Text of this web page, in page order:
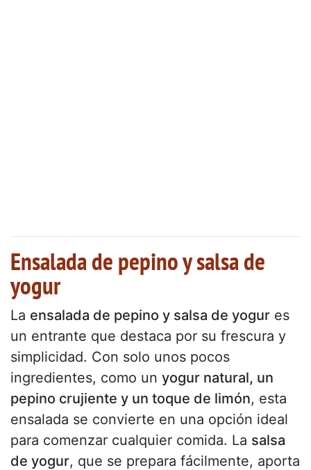
Ensalada de pepino y salsa de
yogur
La ensalada de pepino y salsa de yogur es
un entrante que destaca por su frescura y
simplicidad. Con solo unos pocos
ingredientes, como un yogur natural, un
pepino crujiente y un toque de limón, esta
ensalada se convierte en una opción ideal
para comenzar cualquier comida. La salsa
de yogur, que se prepara fácilmente, aporta